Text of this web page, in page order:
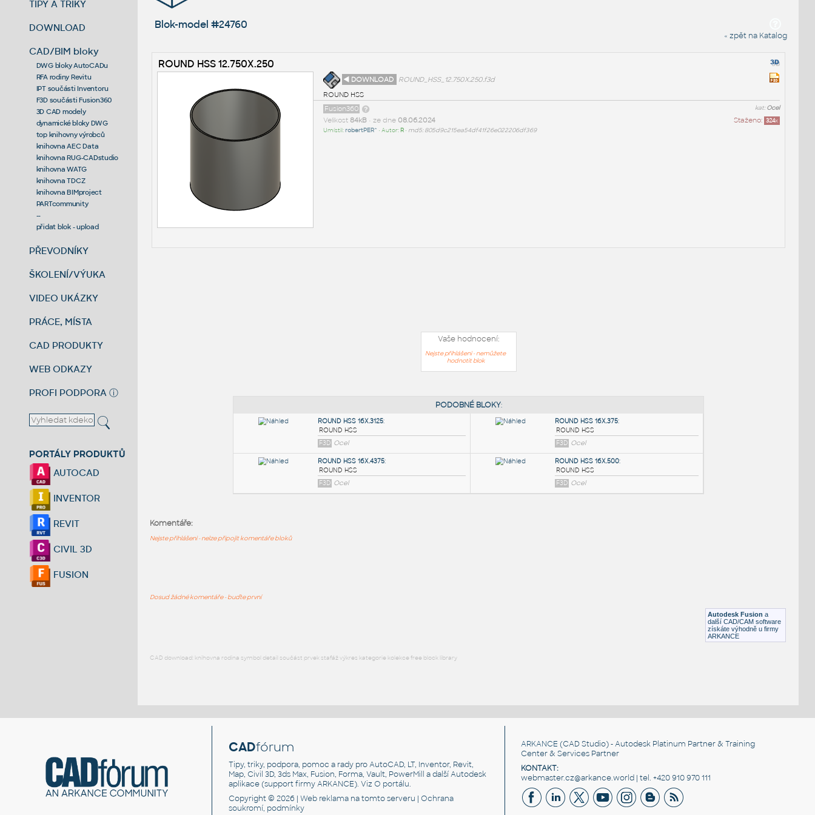
TIPY A TRIKY
DOWNLOAD
CAD/BIM bloky
DWG bloky AutoCADu
RFA rodiny Revitu
IPT součásti Inventoru
F3D součásti Fusion360
3D CAD modely
dynamické bloky DWG
top knihovny výrobců
knihovna AEC Data
knihovna RUG-CADstudio
knihovna WATG
knihovna TDCZ
knihovna BIMproject
PARTcommunity
--
přidat blok - upload
PŘEVODNÍKY
ŠKOLENÍ/VÝUKA
VIDEO UKÁZKY
PRÁCE, MÍSTA
CAD PRODUKTY
WEB ODKAZY
PROFI PODPORA ⓘ
PORTÁLY PRODUKTŮ
AUTOCAD
INVENTOR
REVIT
CIVIL 3D
FUSION
Blok-model #24760
« zpět na Katalog
ROUND HSS 12.750X.250
◄ DOWNLOAD
ROUND_HSS_12.750X.250.f3d
ROUND HSS
kat:Ocel
Fusion360
Staženo: 324x
Velikost 84kB• ze dne 08.06.2024
Umístil:robertPER^ • Autor: R• md5: 805d9c215ea54df41f26e022206df369
Vaše hodnocení:
Nejste přihlášeni - nemůžete
hodnotit blok
Autodesk Fusion a
další CAD/CAM software
získáte výhodně u firmy
ARKANCE
Komentáře:
Nejste přihlášeni - nelze připojit komentáře bloků
Dosud žádné komentáře - buďte první
CAD download: knihovna rodina symbol detail součást prvek stafáž výkres kategorie kolekce free block library
CADfórum
Tipy, triky, podpora, pomoc a rady pro AutoCAD, LT, Inventor, Revit,
Map, Civil 3D, 3ds Max, Fusion, Forma, Vault, PowerMill a další Autodesk
aplikace (support firmy ARKANCE). VizO portálu.
Copyright © 2026 |Web reklama na tomto serveru |Ochrana
soukromí, podmínky
ARKANCE (CAD Studio) - Autodesk Platinum Partner & Training
Center & Services Partner
KONTAKT:
webmaster.cz@arkance.world | tel. +420 910 970 111